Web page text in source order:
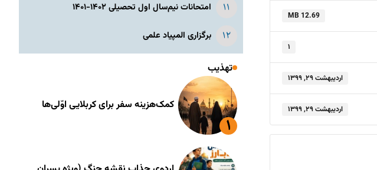
12.69 MB
۱
اردیبهشت ۲۹, ۱۳۹۹
اردیبهشت ۲۹, ۱۳۹۹
امتحانات نیم‌سال اول تحصیلی ۱۴۰۲-۱۴۰۱
برگزاری المپیاد علمی
تهذیب
کمک‌هزینه سفر برای کربلایی اوّلی‌ها